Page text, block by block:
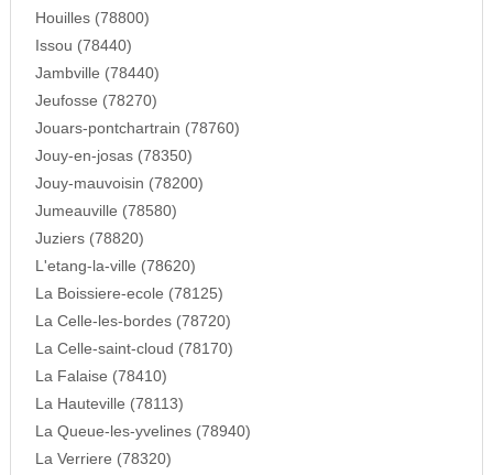
Houilles (78800)
Issou (78440)
Jambville (78440)
Jeufosse (78270)
Jouars-pontchartrain (78760)
Jouy-en-josas (78350)
Jouy-mauvoisin (78200)
Jumeauville (78580)
Juziers (78820)
L'etang-la-ville (78620)
La Boissiere-ecole (78125)
La Celle-les-bordes (78720)
La Celle-saint-cloud (78170)
La Falaise (78410)
La Hauteville (78113)
La Queue-les-yvelines (78940)
La Verriere (78320)